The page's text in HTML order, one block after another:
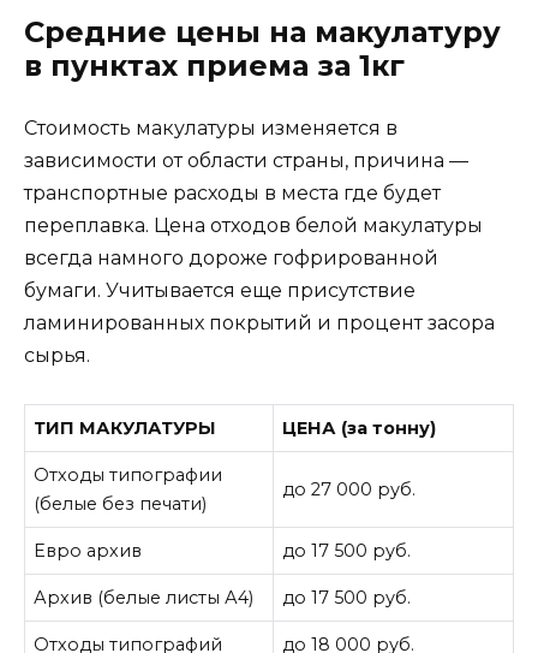
Средние цены на макулатуру
в пунктах приема за 1кг
Стоимость макулатуры изменяется в
зависимости от области страны, причина —
транспортные расходы в места где будет
переплавка. Цена отходов белой макулатуры
всегда намного дороже гофрированной
бумаги. Учитывается еще присутствие
ламинированных покрытий и процент засора
сырья.
ТИП МАКУЛАТУРЫ ЦЕНА (за тонну)
Отходы типографии
(белые без печати)
до 27 000 руб.
Евро архив до 17 500 руб.
Архив (белые листы А4) до 17 500 руб.
Отходы типографий до 18 000 руб.